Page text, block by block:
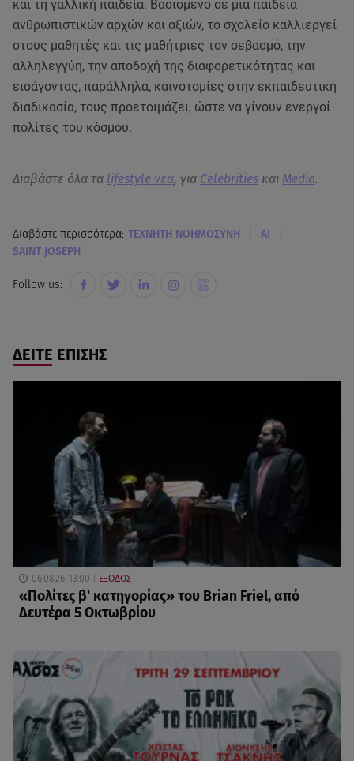
και τη γαλλική παιδεία. Βασισμένο σε μια παιδεία
ανθρωπιστικών αρχών και αξιών, το σχολείο καλλιεργεί
στους μαθητές και τις μαθήτριες τον σεβασμό, την
αλληλεγγύη, την αποδοχή της διαφορετικότητας και
εισάγοντας, παράλληλα, καινοτομίες στην εκπαιδευτική
διαδικασία, τους προετοιμάζει, ώστε να γίνουν ενεργοί
πολίτες του κόσμου.
Διαβάστε όλα τα lifestyle νεα, για Celebrities και Media.
Διαβάστε περισσότερα: ΤΕΧΝΗΤΗ ΝΟΗΜΟΣΥΝΗ AI
SAINT JOSEPH
Follow us:
ΔΕΙΤΕ ΕΠΙΣΗΣ
06.08.26, 13:00 ΕΞΟΔΟΣ
«Πολίτες β' κατηγορίας» του Brian Friel, από
Δευτέρα 5 Οκτωβρίου